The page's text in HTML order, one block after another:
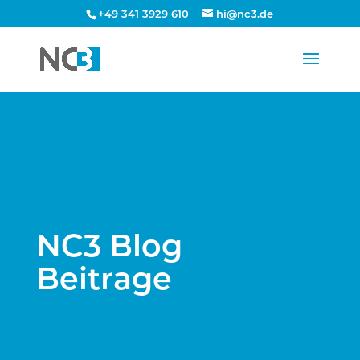
+49 341 3929 610 hi@nc3.de
NC3 Blog
Beitrage